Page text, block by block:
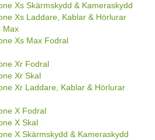
Xs Skärmskydd & Kameraskydd
Xs Laddare, Kablar & Hörlurar
Max
Xs Max Fodral
Xr Fodral
Xr Skal
Xr Laddare, Kablar & Hörlurar
X Fodral
X Skal
X Skärmskydd & Kameraskydd